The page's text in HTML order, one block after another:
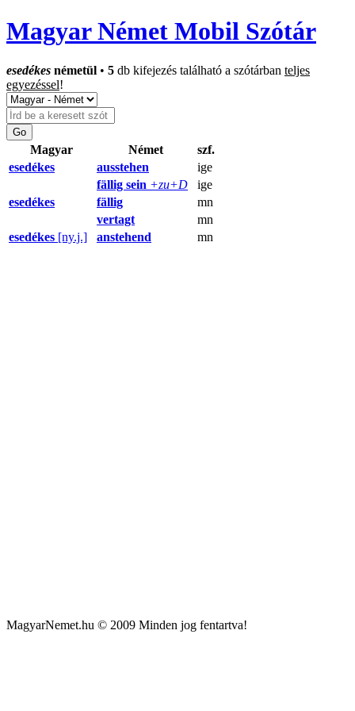
Magyar Német Mobil Szótár
esedékes németül • 5 db kifejezés található a szótárban teljes
egyezéssel!
Magyar Német
szf.
esedékes
ausstehen
ige
fällig sein +zu+D
ige
esedékes
fällig
mn
vertagt
mn
esedékes [ny.j.] anstehend mn
MagyarNemet.hu © 2009 Minden jog fentartva!